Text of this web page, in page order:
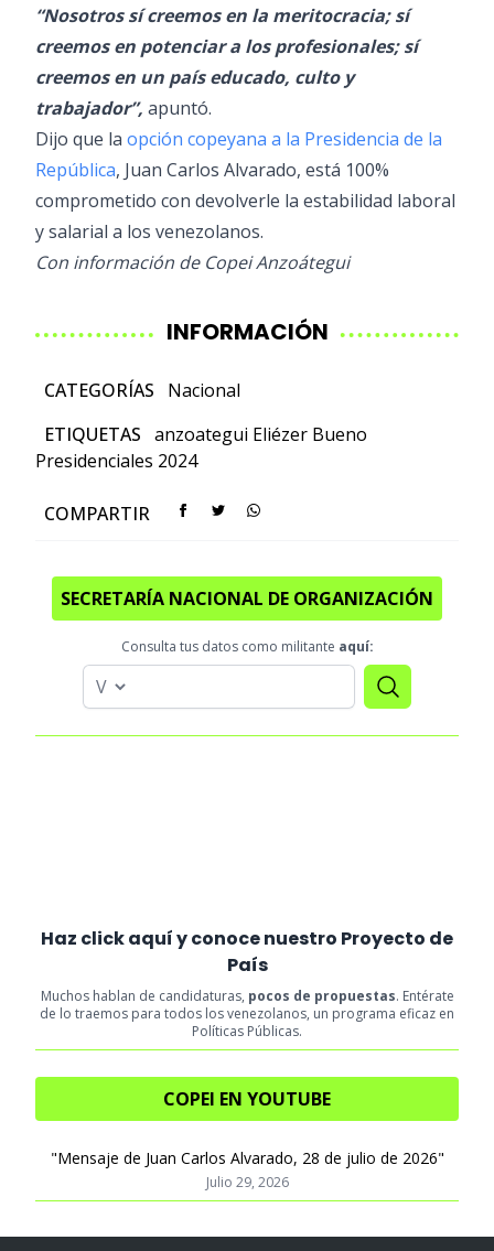
“Nosotros sí creemos en la meritocracia; sí
creemos en potenciar a los profesionales; sí
creemos en un país educado, culto y
trabajador”, apuntó.
Dijo que la opción copeyana a la Presidencia de la
República, Juan Carlos Alvarado, está 100%
comprometido con devolverle la estabilidad laboral
y salarial a los venezolanos.
Con información de Copei Anzoátegui
INFORMACIÓN
CATEGORÍAS
Nacional
ETIQUETAS anzoategui Eliézer Bueno
Presidenciales 2024
COMPARTIR
SECRETARÍA NACIONAL DE ORGANIZACIÓN
Consulta tus datos como militante aquí:
Haz click aquí y conoce nuestro Proyecto de
País
Muchos hablan de candidaturas, pocos de propuestas. Entérate
de lo traemos para todos los venezolanos, un programa eficaz en
Políticas Públicas.
COPEI EN YOUTUBE
"Mensaje de Juan Carlos Alvarado, 28 de julio de 2026"
Julio 29, 2026